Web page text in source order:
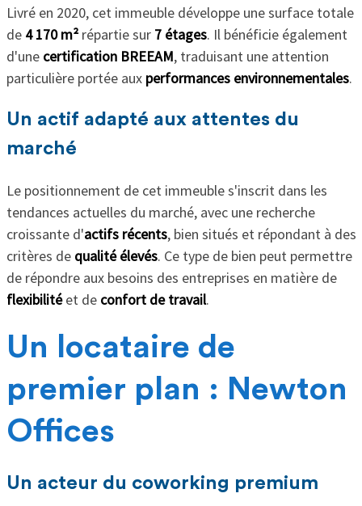
Livré en 2020, cet immeuble développe une surface totale
de 4 170 m²répartie sur 7 étages. Il bénéficie également
d'une certification BREEAM, traduisant une attention
particulière portée aux performances environnementales.
Un actif adapté aux attentes du
marché
Le positionnement de cet immeuble s'inscrit dans les
tendances actuelles du marché, avec une recherche
croissante d'actifs récents, bien situés et répondant à des
critères de qualité élevés. Ce type de bien peut permettre
de répondre aux besoins des entreprises en matière de
flexibilitéet de confort de travail.
Un locataire de
premier plan : Newton
Offices
Un acteur du coworking premium